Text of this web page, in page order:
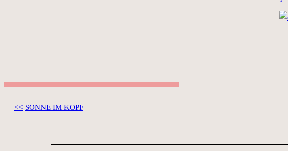
<< SEE SPACES
SONNE IM KOPF